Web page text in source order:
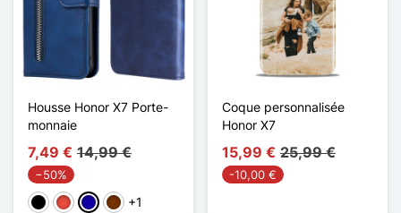
Housse Honor X7 Porte-
monnaie
7,49 € 14,99 €
−50%
MustaPunainen
Bleu Foncé
Café+1
Coque personnalisée
Honor X7
15,99 € 25,99 €
-10,00 €